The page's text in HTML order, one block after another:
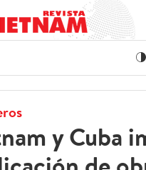
y Cuba